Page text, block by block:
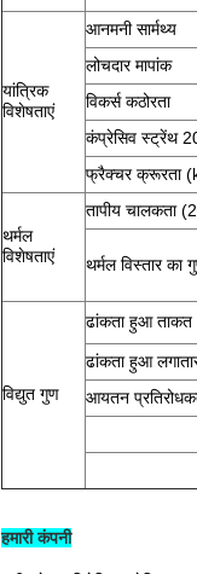
यांत्रिक
विशेषताएं
आनमनी सार्मथ्य
लोचदार मापांक
विकर्स कठोरता
कंप्रेसिव स्ट्रेंथ
फ्रैक्चर क्रूरता
थर्मल
विशेषताएं
तापीय चालकता
थर्मल विस्तार
विद्युत गुण
ढांकता हुआ
ढांकता हुआ
आयतन
हमारी कंपनी